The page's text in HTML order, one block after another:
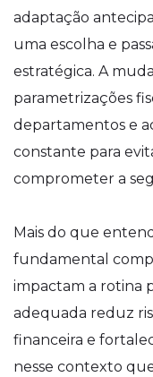
adaptação
uma escolha e
estratégica. A
parametrizações
departamentos e
constante para
comprometer a
Mais do que
fundamental
impactam a rotina
adequada reduz
financeira e
nesse contexto